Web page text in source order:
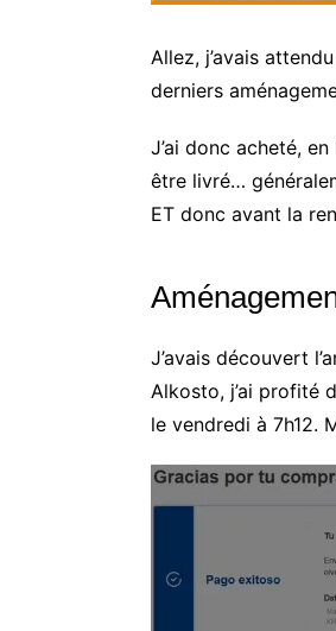
Allez, j’avais
derniers
J’ai donc acheté,
être livré…
ET donc avant la
J’avais découvert
Alkosto, j’ai profité
le vendredi à 7h12.